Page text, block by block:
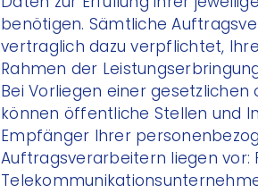
benötigen. Sämtliche
vertraglich dazu verpflichtet,
Rahmen der
Bei Vorliegen einer
können öffentliche Stellen und
Empfänger Ihrer
Auftragsverarbeitern liegen vor: